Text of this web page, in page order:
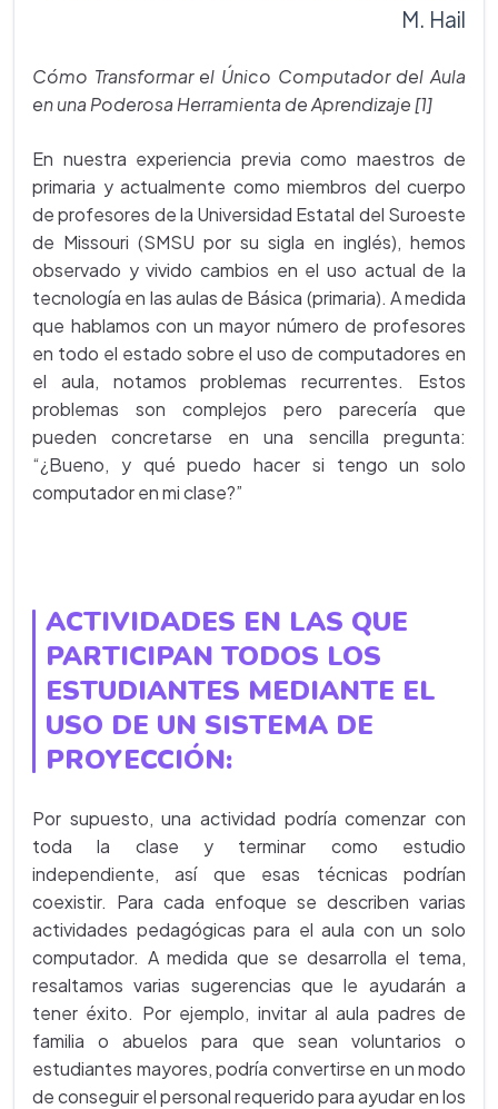
M. Hail
Cómo Transformar el Único Computador del Aula
en una Poderosa Herramienta de Aprendizaje [1]
En nuestra experiencia previa como maestros de
primaria y actualmente como miembros del cuerpo
de profesores de la Universidad Estatal del Suroeste
de Missouri (SMSU por su sigla en inglés), hemos
observado y vivido cambios en el uso actual de la
tecnología en las aulas de Básica (primaria). A medida
que hablamos con un mayor número de profesores
en todo el estado sobre el uso de computadores en
el aula, notamos problemas recurrentes. Estos
problemas son complejos pero parecería que
pueden concretarse en una sencilla pregunta:
“¿Bueno, y qué puedo hacer si tengo un solo
computador en mi clase?”
ACTIVIDADES EN LAS QUE
PARTICIPAN TODOS LOS
ESTUDIANTES MEDIANTE EL
USO DE UN SISTEMA DE
PROYECCIÓN:
Por supuesto, una actividad podría comenzar con
toda la clase y terminar como estudio
independiente, así que esas técnicas podrían
coexistir. Para cada enfoque se describen varias
actividades pedagógicas para el aula con un solo
computador. A medida que se desarrolla el tema,
resaltamos varias sugerencias que le ayudarán a
tener éxito. Por ejemplo, invitar al aula padres de
familia o abuelos para que sean voluntarios o
estudiantes mayores, podría convertirse en un modo
de conseguir el personal requerido para ayudar en los